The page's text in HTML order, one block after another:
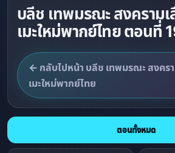
บลีช เทพมรณะ สงคราม
เมะใหม่พากย์ไทย ตอนที่
← กลับไปหน้า บลีช เทพมรณะ สงคร
เมะใหม่พากย์ไทย
ตอนทั้งหมด